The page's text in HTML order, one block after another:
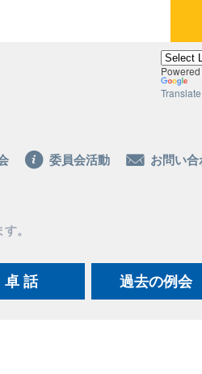
Translate
委員会活動 お問い
。
卓 話 過去の例会